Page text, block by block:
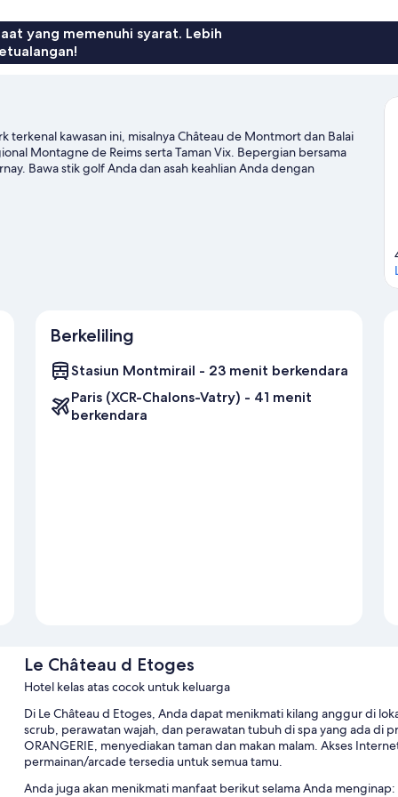
yang memenuhi syarat. Lebih
terkenal kawasan ini, misalnya Château de Montmort dan Balai
Montagne de Reims serta Taman Vix. Bepergian bersama
Bawa stik golf Anda dan asah keahlian Anda dengan
dengan jalur hiking/sepeda.
Berkeliling
Stasiun Montmirail - 23 menit berkendara
Paris (XCR-Chalons-Vatry) - 41 menit
berkendara
Le Château d Etoges
Hotel kelas atas cocok untuk keluarga
Di Le Château d Etoges, Anda dapat menikmati kilang anggur di
scrub, perawatan wajah, dan perawatan tubuh di spa yang ada di
ORANGERIE, menyediakan taman dan makan malam. Akses
permainan/arcade tersedia untuk semua tamu.
Anda juga akan menikmati manfaat berikut selama Anda menginap: